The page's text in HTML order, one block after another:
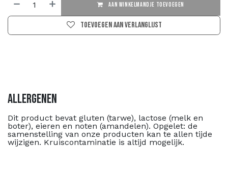
AAN WINKELMANDJE TOEVOEGEN
Toevoegen aan verlanglijst
Allergenen
Dit product bevat gluten (tarwe), lactose (melk en
boter), eieren en noten (amandelen). Opgelet: de
samenstelling van onze producten kan te allen tijde
wijzigen. Kruiscontaminatie is altijd mogelijk.